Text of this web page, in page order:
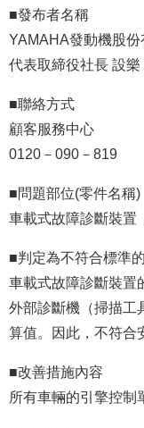
■發布者名稱
YAMAHA發動機股份
代表取締役社長 設樂
■聯絡方式
顧客服務中心
0120－090－819
■問題部位(零件名稱)
車載式故障診斷裝置
■判定為不符合標準
車載式故障診斷裝置
外部診斷機（掃描工
算值。因此，不符合
■改善措施內容
所有車輛的引擎控制